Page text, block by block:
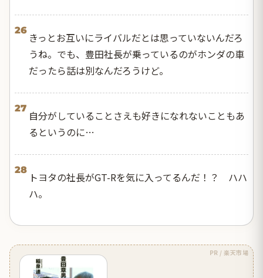
26
きっとお互いにライバルだとは思っていないんだろ
うね。でも、豊田社長が乗っているのがホンダの車
だったら話は別なんだろうけど。
27
自分がしていることさえも好きになれないこともあ
るというのに…
28
トヨタの社長がGT-Rを気に入ってるんだ！？ ハハ
ハ。
PR / 楽天市場